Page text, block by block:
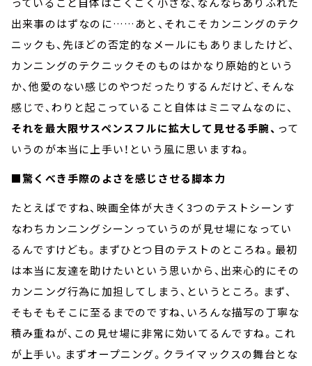
出来事のはずなのに……あと、それこそカンニングのテク
ニックも、先ほどの否定的なメールにもありましたけど、
カンニングのテクニックそのものはかなり原始的という
か、他愛のない感じのやつだったりするんだけど、そんな
感じで、わりと起こっていること自体はミニマムなのに、
それを最大限サスペンスフルに拡大して見せる手腕、 って
いうのが本当に上手い！という風に思いますね。
■驚くべき手際のよさを感じさせる脚本力
たとえばですね、映画全体が大きく3つのテストシーン――す
なわちカンニングシーン――っていうのが見せ場になってい
るんですけども。まずひとつ目のテストのところね。最初
は本当に友達を助けたいという思いから、出来心的にその
カンニング行為に加担してしまう、というところ。まず、
そもそもそこに至るまでのですね、いろんな描写の丁寧な
積み重ねが、この見せ場に非常に効いてるんですね。これ
が上手い。まずオープニング。クライマックスの舞台とな